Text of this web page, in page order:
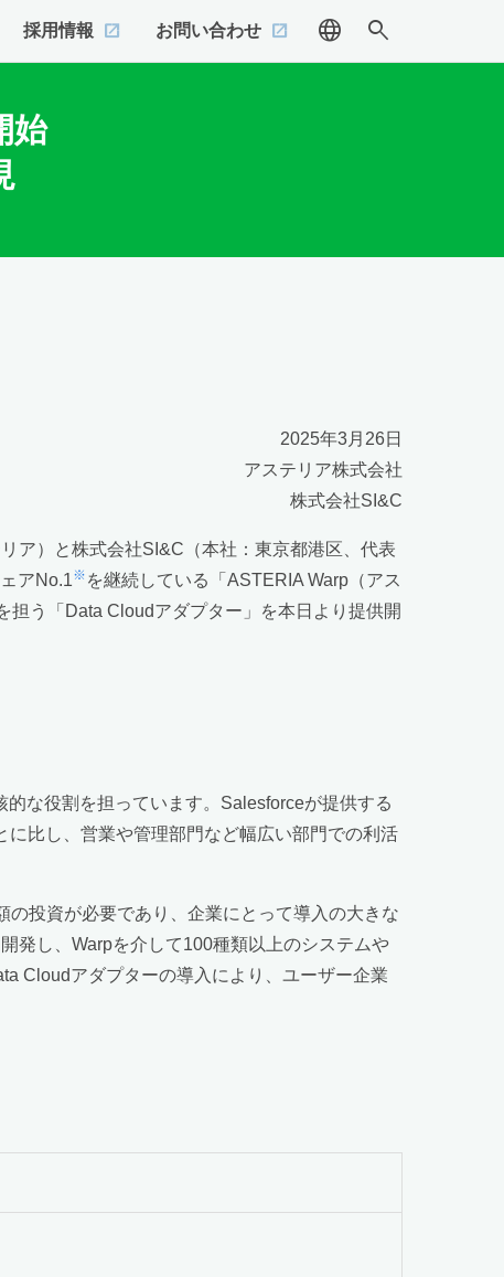
採用情報 お問い合わせ language search
始
2025年3月26日
アステリア株式会社
株式会社SI&C
ア）と株式会社SI&C（本社：東京都港区、代表
アNo.1※ を継続している「ASTERIA Warp（アス
う「Data Cloudアダプター」を本日より提供開
な役割を担っています。Salesforceが提供する
比し、営業や管理部門など幅広い部門での利活
投資が必要であり、企業にとって導入の大きな
発し、Warpを介して100種類以上のシステムや
Cloudアダプターの導入により、ユーザー企業